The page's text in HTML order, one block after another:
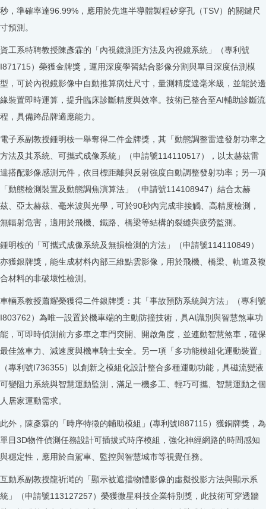
秒，準確率達96.99%，應用於先進半導體製程矽穿孔（TSV）的關鍵尺
寸預測。
資工系特聘教授陳彥霖的「內視鏡測距方法及內視鏡系統」（專利號
I871715）榮獲金牌獎，運用深度學習結合影像分割與單目深度估測模
型，可於內視鏡影像中自動推算病灶尺寸，量測精度達毫米級，並能於邊
緣裝置即時運算，提升臨床診斷精度與效率。技術已整合至AI輔助診斷流
程，具備跨品牌適應能力。
電子系副教授鍾明桉一舉奪得二件金牌獎，其「動態調整雷達發射功率之
方法及其系統、可攜式成像系統」（申請號114110517），以太赫茲雷
達搭配影像感測元件，依目標距離與反射強度自動調整發射功率；另一項
「動態檢測裝置及動態調焦演算法」（申請號114108947）結合太赫
茲、亞太赫茲、毫米波與光學，可於90秒內完成非接觸、高精度檢測，
無輻射危害，適用於飛機、鐵路、橋梁等結構的裂縫與疲勞監測。
鍾明桉的「可攜式成像系統及無損檢測的方法」（申請號114110849）
亦獲銀牌獎，能生成材料內部三維點雲影像，用於飛機、橋梁、軌道及複
合材料的非破壞性檢測。
車輛系教授蕭耀榮獲得二件銀牌獎：其「事故預防系統與方法」（專利號
I803762）為唯一設置於機車端的主動防撞技術，具AI識別與智慧煞車功
能，可即時偵測前方多車之車門突開、開啟角度，並連動智慧煞車，確保
最佳煞車力、減速度與機車騎士安全。另一項「多功能模組化運動裝置」
（專利號I736355）以創新之模組化設計整合多種運動功能，具磁流變液
可變阻力系統與智慧運動監測，滿足一機多工、輕巧可攜、智慧運動之個
人居家運動需求。
此外，陳彥霖的「時序特徵的輔助模組」(專利號I887115）獲銅牌獎，為
單目3D物件偵測任務設計可插拔式時序模組，強化神經網路的時間感知
與穩定性，應用於自駕車、監控與智慧城市等視覺任務。
互動系副教授龍祈澔的「顯示被遮擋物體影像的虛擬投影方法與顯示系
統」（申請號113127257）榮獲微星科技企業特別獎，此技術可穿透牆